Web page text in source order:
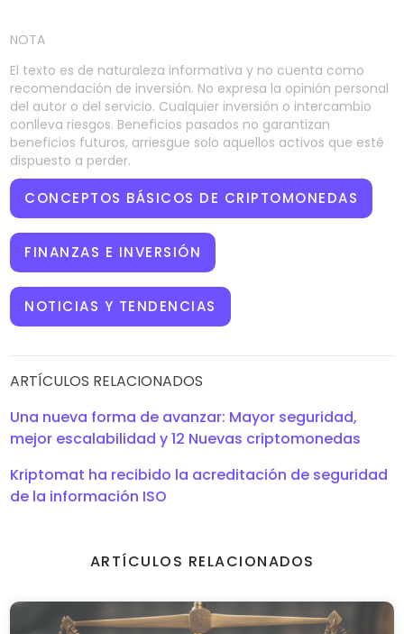
NOTA
El texto es de naturaleza informativa y no cuenta como
recomendación de inversión. No expresa la opinión personal
del autor o del servicio. Cualquier inversión o intercambio
conlleva riesgos. Beneficios pasados no garantizan
beneficios futuros, arriesgue solo aquellos activos que esté
dispuesto a perder.
CONCEPTOS BÁSICOS DE CRIPTOMONEDAS
FINANZAS E INVERSIÓN
NOTICIAS Y TENDENCIAS
ARTÍCULOS RELACIONADOS
Una nueva forma de avanzar: Mayor seguridad,
mejor escalabilidad y 12 Nuevas criptomonedas
Kriptomat ha recibido la acreditación de seguridad
de la información ISO
ARTÍCULOS RELACIONADOS